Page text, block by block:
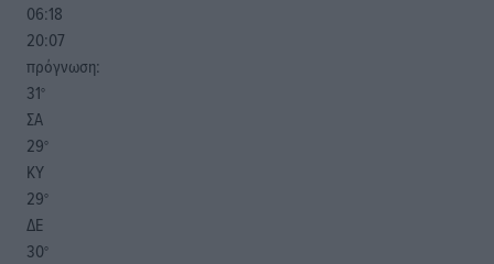
06:18
20:07
πρόγνωση:
31°
ΣΑ
29°
ΚΥ
29°
ΔΕ
30°